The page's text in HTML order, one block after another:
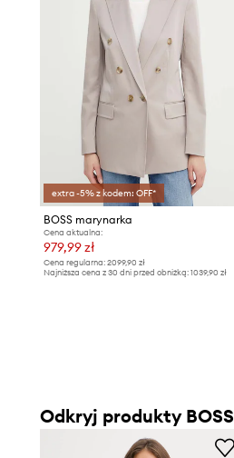
extra -5% z kodem: OFF*
BOSS marynarka
Cena aktualna:
979,99 zł
Cena regularna: 2099,90 zł
Najniższa cena z 30 dni przed obniżką: 1039,90 zł
Odkryj produkty BOSS